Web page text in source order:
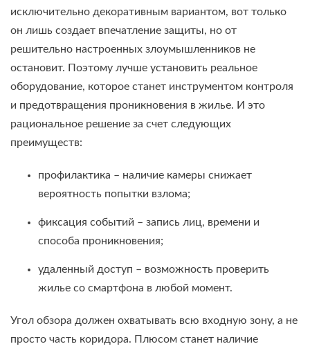
исключительно декоративным вариантом, вот только
он лишь создает впечатление защиты, но от
решительно настроенных злоумышленников не
остановит. Поэтому лучше установить реальное
оборудование, которое станет инструментом контроля
и предотвращения проникновения в жилье. И это
рациональное решение за счет следующих
преимуществ:
профилактика – наличие камеры снижает
вероятность попытки взлома;
фиксация событий – запись лиц, времени и
способа проникновения;
удаленный доступ – возможность проверить
жилье со смартфона в любой момент.
Угол обзора должен охватывать всю входную зону, а не
просто часть коридора. Плюсом станет наличие